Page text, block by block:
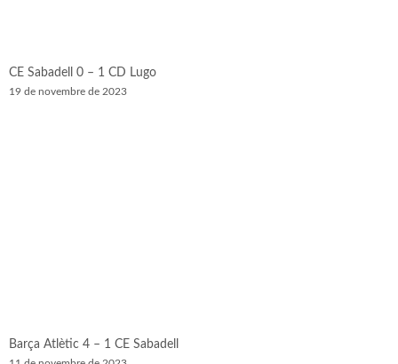
CE Sabadell 0 – 1 CD Lugo
19 de novembre de 2023
Barça Atlètic 4 – 1 CE Sabadell